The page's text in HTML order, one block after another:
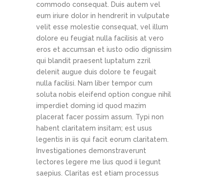
commodo consequat. Duis autem vel
eum iriure dolor in hendrerit in vulputate
velit esse molestie consequat, vel illum
dolore eu feugiat nulla facilisis at vero
eros et accumsan et iusto odio dignissim
qui blandit praesent luptatum zzril
delenit augue duis dolore te feugait
nulla facilisi. Nam liber tempor cum
soluta nobis eleifend option congue nihil
imperdiet doming id quod mazim
placerat facer possim assum. Typi non
habent claritatem insitam; est usus
legentis in iis qui facit eorum claritatem.
Investigationes demonstraverunt
lectores legere me lius quod ii legunt
saepius. Claritas est etiam processus